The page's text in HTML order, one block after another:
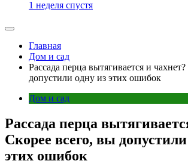
1 неделя спустя
Главная
Дом и сад
Рассада перца вытягивается и
допустили одну из этих ошибок
Дом и сад
Рассада перца
Скорее всего, вы
этих ошибок